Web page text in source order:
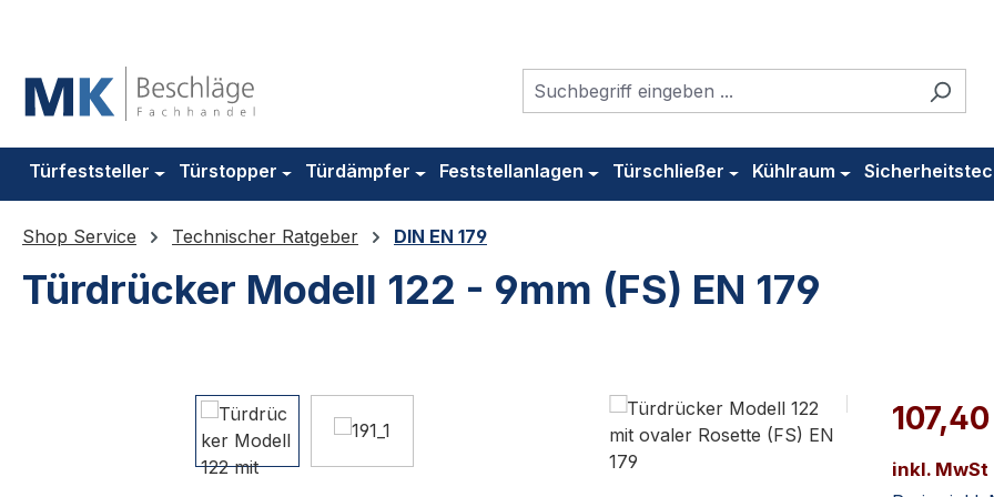
Türfeststeller Türstopper Türdämpfer Feststellanlagen Türschließer Kühlraum
Shop Service Technischer Ratgeber DIN EN 179
Türdrücker Modell 122 - 9mm (FS) EN 179
inkl. MwSt